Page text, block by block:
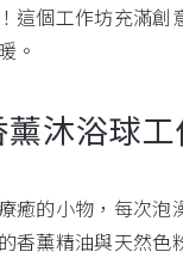
這個工作坊充滿
。
沐浴球工
癒的小物，每次
香薰精油與天然